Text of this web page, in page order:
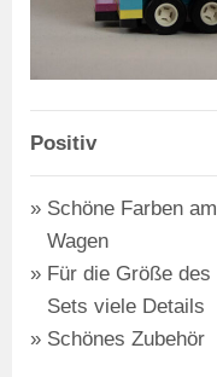
Positiv
Schöne Farben am
Wagen
Für die Größe des
Sets viele Details
Schönes Zubehör